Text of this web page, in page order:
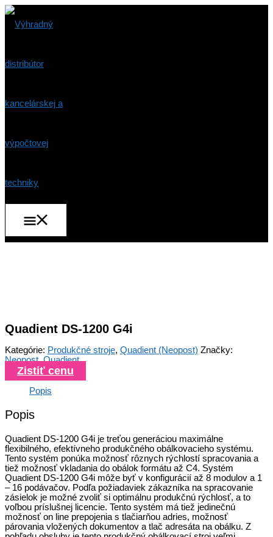
Preskočiť
obsah
Hlavné
Quadient DS-1200 G4i
Kategórie: Produkčné stroje, Quadient (Neopost) Značky:
Neopost,Quadient
Zistiť cenu
Popis
Popis
Quadient DS-1200 G4i je treťou generáciou maximálne
flexibilného, efektívneho produkčného obálkovacieho systému.
Tento systém ponúka možnosť rôznych rýchlostí spracovania a
tiež možnosť vkladania do obálok formátu až C4. Systém
Quadient DS-1200 G4i môže byť v konfigurácií až 8 modulov a 1
– 16 podávačov. Podľa požiadaviek zákazníka na spracovanie
zásielok je možné zvoliť si optimálnu produkčnú rýchlosť, a to
voľbou príslušnej licencie. Tento systém má tiež jedinečnú
možnosť on line prepojenia s tlačiarňou adries, možnosť
párovania vložených dokumentov a tlač adresáta na obálku. Z